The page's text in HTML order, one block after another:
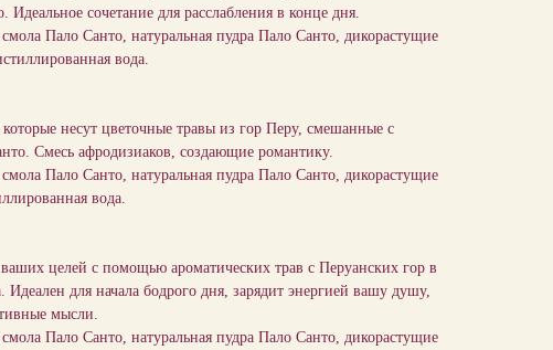
сочетание для расслабления в конце дня.
Пало Санто, натуральная пудра Пало Санто, дикорастущие
вода.
несут цветочные травы из гор Перу, смешанные с
Смесь афродизиаков, создающие романтику.
Пало Санто, натуральная пудра Пало Санто, дикорастущие
вода.
целей с помощью ароматических трав с Перуанских гор в
для начала бодрого дня, зарядит энергией вашу душу,
мысли.
Пало Санто, натуральная пудра Пало Санто, дикорастущие